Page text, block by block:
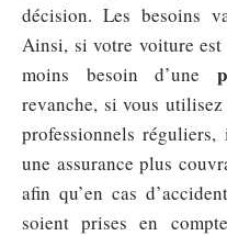
décision. Les besoins
Ainsi, si votre voiture est
moins besoin d’une
revanche, si vous
professionnels
une assurance plus
afin qu’en cas
soient prises en